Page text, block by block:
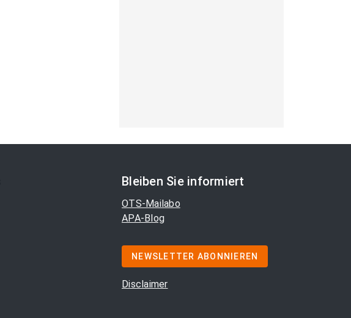
Bleiben Sie informiert
OTS-Mailabo
APA-Blog
NEWSLETTER ABONNIEREN
Disclaimer